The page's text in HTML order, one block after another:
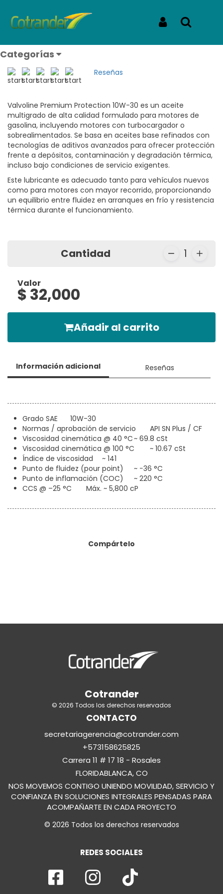
Categorías
VALVOLINE PREMIUM
REF: PREMIUM PROTECTION 10W-30 LITRO
Reseñas
Valvoline Premium Protection 10W-30 es un aceite
multigrado de alta calidad formulado para motores de
gasolina, incluyendo motores con turbocargador o
sobrealimentados. Se basa en aceites base refinados con
tecnologías de aditivos avanzados para ofrecer protección
frente a depósitos, contaminación y degradación térmica,
incluso bajo condiciones de servicio exigentes.
Este lubricante es adecuado tanto para vehículos nuevos
como para motores con mayor recorrido, proporcionando
un equilibrio entre fluidez en arranques en frío y resistencia
térmica durante el funcionamiento.
Cantidad 1
Valor
$ 32,000
Añadir al carrito
Información adicional Reseñas
Grado SAE
10W-30
Normas / aprobación de servicio
API SN Plus / CF
Viscosidad cinemática @ 40 °C~ 69.8 cSt
Viscosidad cinemática @ 100 °C
~ 10.67 cSt
Índice de viscosidad
~ 141
Punto de fluidez (pour point)
~ −36 °C
Punto de inflamación (COC)
~ 220 °C
CCS @ –25 °C
Máx. ~ 5,800 cP
Compártelo
Cotrander
© 2026 Todos los derechos reservados
CONTACTO
secretariagerencia@cotrander.com
+573158625825
Carrera 11 # 17 18 - Rosales
FLORIDABLANCA, CO
NOS MOVEMOS CONTIGO UNIENDO MOVILIDAD, SERVICIO Y
CONFIANZA EN SOLUCIONES INTEGRALES PENSADAS PARA
ACOMPAÑARTE EN CADA PROYECTO
© 2026 Todos los derechos reservados
REDES SOCIALES